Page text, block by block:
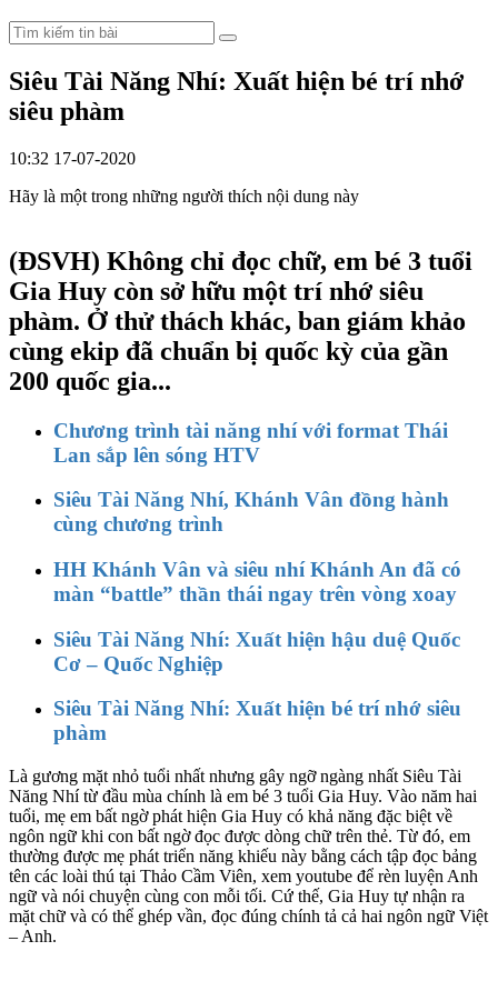
Siêu Tài Năng Nhí: Xuất hiện bé trí nhớ
siêu phàm
10:32 17-07-2020
Hãy là một trong những người thích nội dung này
(ĐSVH) Không chỉ đọc chữ, em bé 3 tuổi
Gia Huy còn sở hữu một trí nhớ siêu
phàm. Ở thử thách khác, ban giám khảo
cùng ekip đã chuẩn bị quốc kỳ của gần
200 quốc gia...
Chương trình tài năng nhí với format Thái
Lan sắp lên sóng HTV
Siêu Tài Năng Nhí, Khánh Vân đồng hành
cùng chương trình
HH Khánh Vân và siêu nhí Khánh An đã có
màn “battle” thần thái ngay trên vòng xoay
Siêu Tài Năng Nhí: Xuất hiện hậu duệ Quốc
Cơ – Quốc Nghiệp
Siêu Tài Năng Nhí: Xuất hiện bé trí nhớ siêu
phàm
Là gương mặt nhỏ tuổi nhất nhưng gây ngỡ ngàng nhất Siêu Tài
Năng Nhí từ đầu mùa chính là em bé 3 tuổi Gia Huy. Vào năm hai
tuổi, mẹ em bất ngờ phát hiện Gia Huy có khả năng đặc biệt về
ngôn ngữ khi con bất ngờ đọc được dòng chữ trên thẻ. Từ đó, em
thường được mẹ phát triển năng khiếu này bằng cách tập đọc bảng
tên các loài thú tại Thảo Cầm Viên, xem youtube để rèn luyện Anh
ngữ và nói chuyện cùng con mỗi tối. Cứ thế, Gia Huy tự nhận ra
mặt chữ và có thể ghép vần, đọc đúng chính tả cả hai ngôn ngữ Việt
– Anh.